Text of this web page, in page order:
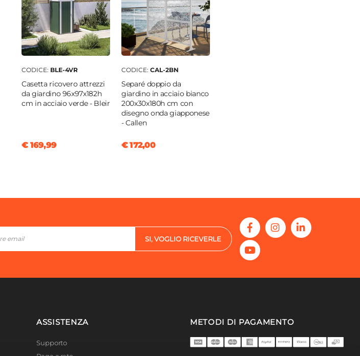
CODICE: BLE-4VR
Casetta ricovero attrezzi
da giardino 96x97x182h
cm in acciaio verde - Bleir
€ 169,99
CODICE: CAL-2BN
Separé doppio da
giardino in acciaio bianco
200x30x180h cm con
disegno onda giapponese
- Callen
€ 172,00
SI, VOGLIO RICEVERLE
ASSISTENZA
Supporto
METODI DI PAGAMENTO